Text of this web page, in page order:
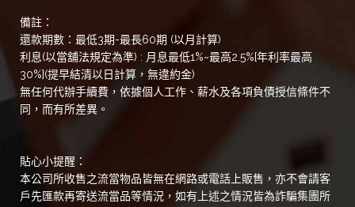
備註：
還款期數：最低3期-最長60期 (以月計算)
利息(以當舖法規定為準) : 月息最低1%~最高2.5%[年利率最高
30%](提早結清以日計算，無違約金)
無任何代辦手續費，依據個人工作、薪水及各項負債授信條件不
同，而有所差異。
貼心小提醒：
本公司所收售之流當物品皆無在網路或電話上販售，亦不會請客
戶先匯款再寄送流當品等情況，如有上述之情況皆為詐騙集團所